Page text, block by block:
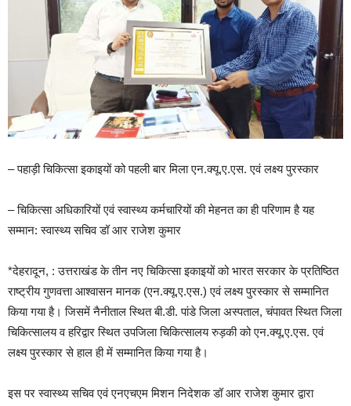
– पहाड़ी चिकित्सा इकाइयों को पहली बार मिला एन.क्यू.ए.एस. एवं लक्ष्य पुरस्कार
– चिकित्सा अधिकारियों एवं स्वास्थ्य कर्मचारियों की मेहनत का ही परिणाम है यह
सम्मान: स्वास्थ्य सचिव डॉ आर राजेश कुमार
*देहरादून, : उत्तराखंड के तीन नए चिकित्सा इकाइयों को भारत सरकार के प्रतिष्ठित
राष्ट्रीय गुणवत्ता आश्वासन मानक (एन.क्यू.ए.एस.) एवं लक्ष्य पुरस्कार से सम्मानित
किया गया है। जिसमें नैनीताल स्थित बी.डी. पांडे जिला अस्पताल, चंपावत स्थित जिला
चिकित्सालय व हरिद्वार स्थित उपजिला चिकित्सालय रुड़की को एन.क्यू.ए.एस. एवं
लक्ष्य पुरस्कार से हाल ही में सम्मानित किया गया है।
इस पर स्वास्थ्य सचिव एवं एनएचएम मिशन निदेशक डॉ आर राजेश कुमार द्वारा